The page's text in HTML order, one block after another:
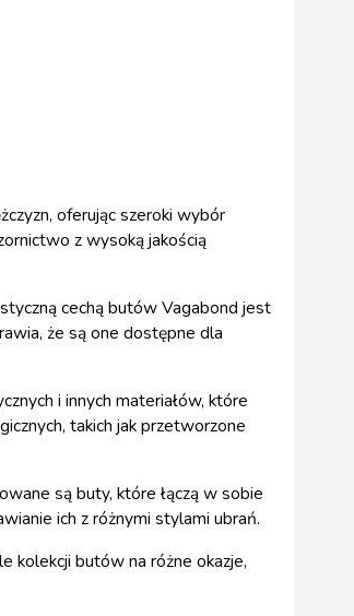
oferując szeroki wybór
z wysoką jakością
cechą butów Vagabond jest
że są one dostępne dla
i innych materiałów, które
takich jak przetworzone
są buty, które łączą w sobie
ich z różnymi stylami ubrań.
kolekcji butów na różne okazje,